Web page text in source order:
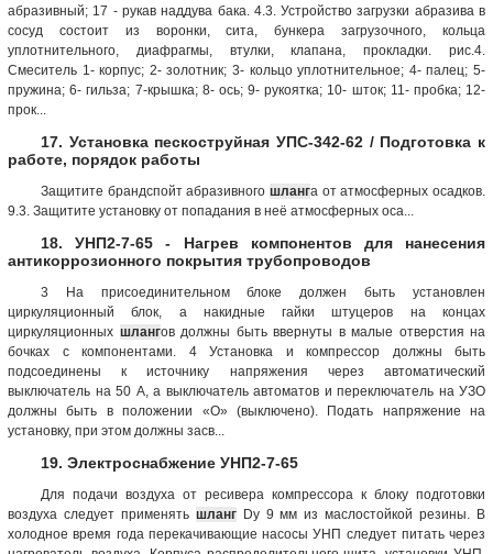
абразивный; 17 - рукав наддува бака. 4.3. Устройство загрузки абразива в
сосуд состоит из воронки, сита, бункера загрузочного, кольца
уплотнительного, диафрагмы, втулки, клапана, прокладки. рис.4.
Смеситель 1- корпус; 2- золотник; 3- кольцо уплотнительное; 4- палец; 5-
пружина; 6- гильза; 7-крышка; 8- ось; 9- рукоятка; 10- шток; 11- пробка; 12-
прок...
17. Установка пескоструйная УПС-342-62 / Подготовка к
работе, порядок работы
Защитите брандспойт абразивного шланга от атмосферных осадков.
9.3. Защитите установку от попадания в неё атмосферных оса...
18. УНП2-7-65 - Нагрев компонентов для нанесения
антикоррозионного покрытия трубопроводов
3 На присоединительном блоке должен быть установлен
циркуляционный блок, а накидные гайки штуцеров на концах
циркуляционных шлангов должны быть ввернуты в малые отверстия на
бочках с компонентами. 4 Установка и компрессор должны быть
подсоединены к источнику напряжения через автоматический
выключатель на 50 А, а выключатель автоматов и переключатель на УЗО
должны быть в положении «О» (выключено). Подать напряжение на
установку, при этом должны засв...
19. Электроснабжение УНП2-7-65
Для подачи воздуха от ресивера компрессора к блоку подготовки
воздуха следует применять шлангDу 9 мм из маслостойкой резины. В
холодное время года перекачивающие насосы УНП следует питать через